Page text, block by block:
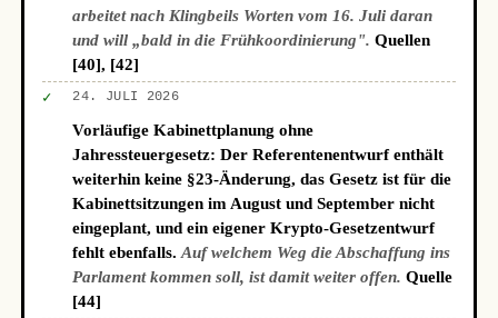
arbeitet nach Klingbeils Worten vom 16. Juli daran
und will „bald in die Frühkoordinierung". Quellen
[40], [42]
✓ 24. JULI 2026
Vorläufige Kabinettplanung ohne
Jahressteuergesetz: Der Referentenentwurf enthält
weiterhin keine §23-Änderung, das Gesetz ist für die
Kabinettsitzungen im August und September nicht
eingeplant, und ein eigener Krypto-Gesetzentwurf
fehlt ebenfalls.Auf welchem Weg die Abschaffung ins
Parlament kommen soll, ist damit weiter offen. Quelle
[44]